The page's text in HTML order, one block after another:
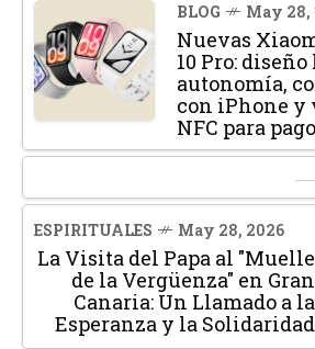
BLOG May 28,
Nuevas
10 Pro:
autonomía,
con iPhone y
NFC para
ESPIRITUALES May 28, 2026
La Visita del Papa al "Muelle
de la Vergüenza" en Gran
Canaria: Un Llamado a la
Esperanza y la Solidaridad